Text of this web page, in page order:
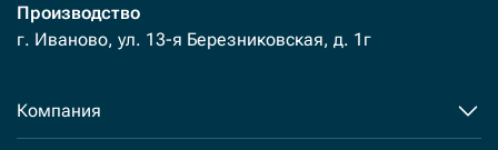
Производство
г. Иваново, ул. 13-я Березниковская, д. 1г
Компания